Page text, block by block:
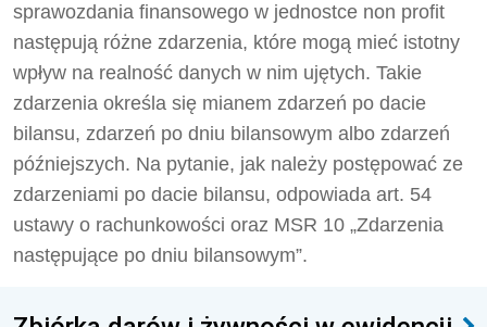
sprawozdania finansowego w jednostce non profit
następują różne zdarzenia, które mogą mieć istotny
wpływ na realność danych w nim ujętych. Takie
zdarzenia określa się mianem zdarzeń po dacie
bilansu, zdarzeń po dniu bilansowym albo zdarzeń
późniejszych. Na pytanie, jak należy postępować ze
zdarzeniami po dacie bilansu, odpowiada art. 54
ustawy o rachunkowości oraz MSR 10 „Zdarzenia
następujące po dniu bilansowym”.